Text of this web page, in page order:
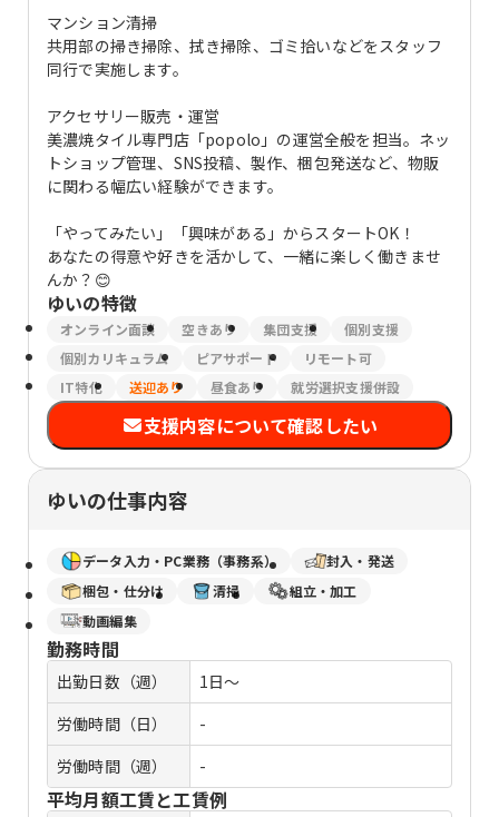
マンション清掃
共用部の掃き掃除、拭き掃除、ゴミ拾いなどをスタッフ
同行で実施します。
アクセサリー販売・運営
美濃焼タイル専門店「popolo」の運営全般を担当。ネッ
トショップ管理、SNS投稿、製作、梱包発送など、物販
に関わる幅広い経験ができます。
「やってみたい」「興味がある」からスタートOK！
あなたの得意や好きを活かして、一緒に楽しく働きませ
んか？😊
ゆいの特徴
オンライン面談 空きあり 集団支援
個別支援
個別カリキュラム
ピアサポート
リモート可
IT特化
送迎あり 昼食あり 就労選択支援併設
支援内容について確認したい
ゆいの仕事内容
データ入力・PC業務（事務系）
封入・発送
梱包・仕分け
清掃
組立・加工
動画編集
勤務時間
出勤日数（週）
1日～
労働時間（日）
-
労働時間（週）
-
平均月額工賃と工賃例